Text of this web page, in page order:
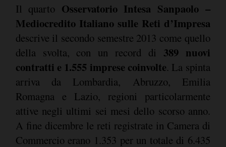
Il quarto Osservatorio Intesa Sanpaolo –
Mediocredito Italiano sulle Reti d’Impresa
descrive il secondo semestre 2013 come quello
della svolta, con un record di 389 nuovi
contratti e 1.555 imprese coinvolte. La spinta
arriva da Lombardia, Abruzzo, Emilia
Romagna e Lazio, regioni particolarmente
attive negli ultimi sei mesi dello scorso anno.
A fine dicembre le reti registrate in Camera di
Commercio erano 1.353 per un totale di 6.435